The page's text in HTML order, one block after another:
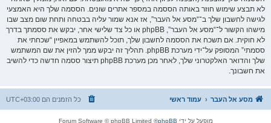
לא תבצע שימוש חוזר באותה הססמה במספר אתרים שונים. הססמה שלך היא האמצעי
לגישה לחשבון שלך ב־“מסע אל העבר”, אז אנא שמור עליה בבטחה ותחת שום מצב שבו
מישהו הקשור ל־“מסע אל העבר”, phpBB או כל צד שלישי אחר, יבקש את ססמתך בדרך
לא חוקית. אם תשכח את הססמה לחשבון שלך, תוכל להשתמש במאפיין “שכחתי את
ססמתי” המסופק על־ידי מערכת phpBB. תהליך זה יבקש ממך להזין את שם המשתמש
שלך והדואר האלקטרוני שלך, לאחר מכן מערכת phpBB תיצור ססמה חדשה כדי להשיב
את חשבונך.
מסע אל העבר עמוד ראשי כל הזמנים הם UTC+03:00
מופעל על ידי phpBB
® Forum Software © phpBB Limited